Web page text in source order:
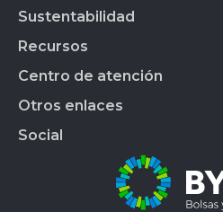
Indices
Soluciones Tecnológicas
OMS
Anima
BYMADATA
BYMA DIGITAL
BYMALAB
Gobierno Corporativo
Acción de BYMA
Hechos Relevantes
Calendario Anual de RI
Grupo BYMA
Nuestra gente
Trabajá en BYMA
APLICAR
BYMA VENTURES
Sustentabilidad
Reportes
Gestión Interna
Índice de Sustentabilidad
Panel de Bonos SVS
Panel de Bonos VS
Mercado Voluntario de Carbono
Recursos
BYMA Newsroom
Kit de Prensa BYMA
Centro de atención
Contacto
Preguntas Frecuentes
Otros enlaces
T´érminos y condiciones
Política de privacidad y
Social